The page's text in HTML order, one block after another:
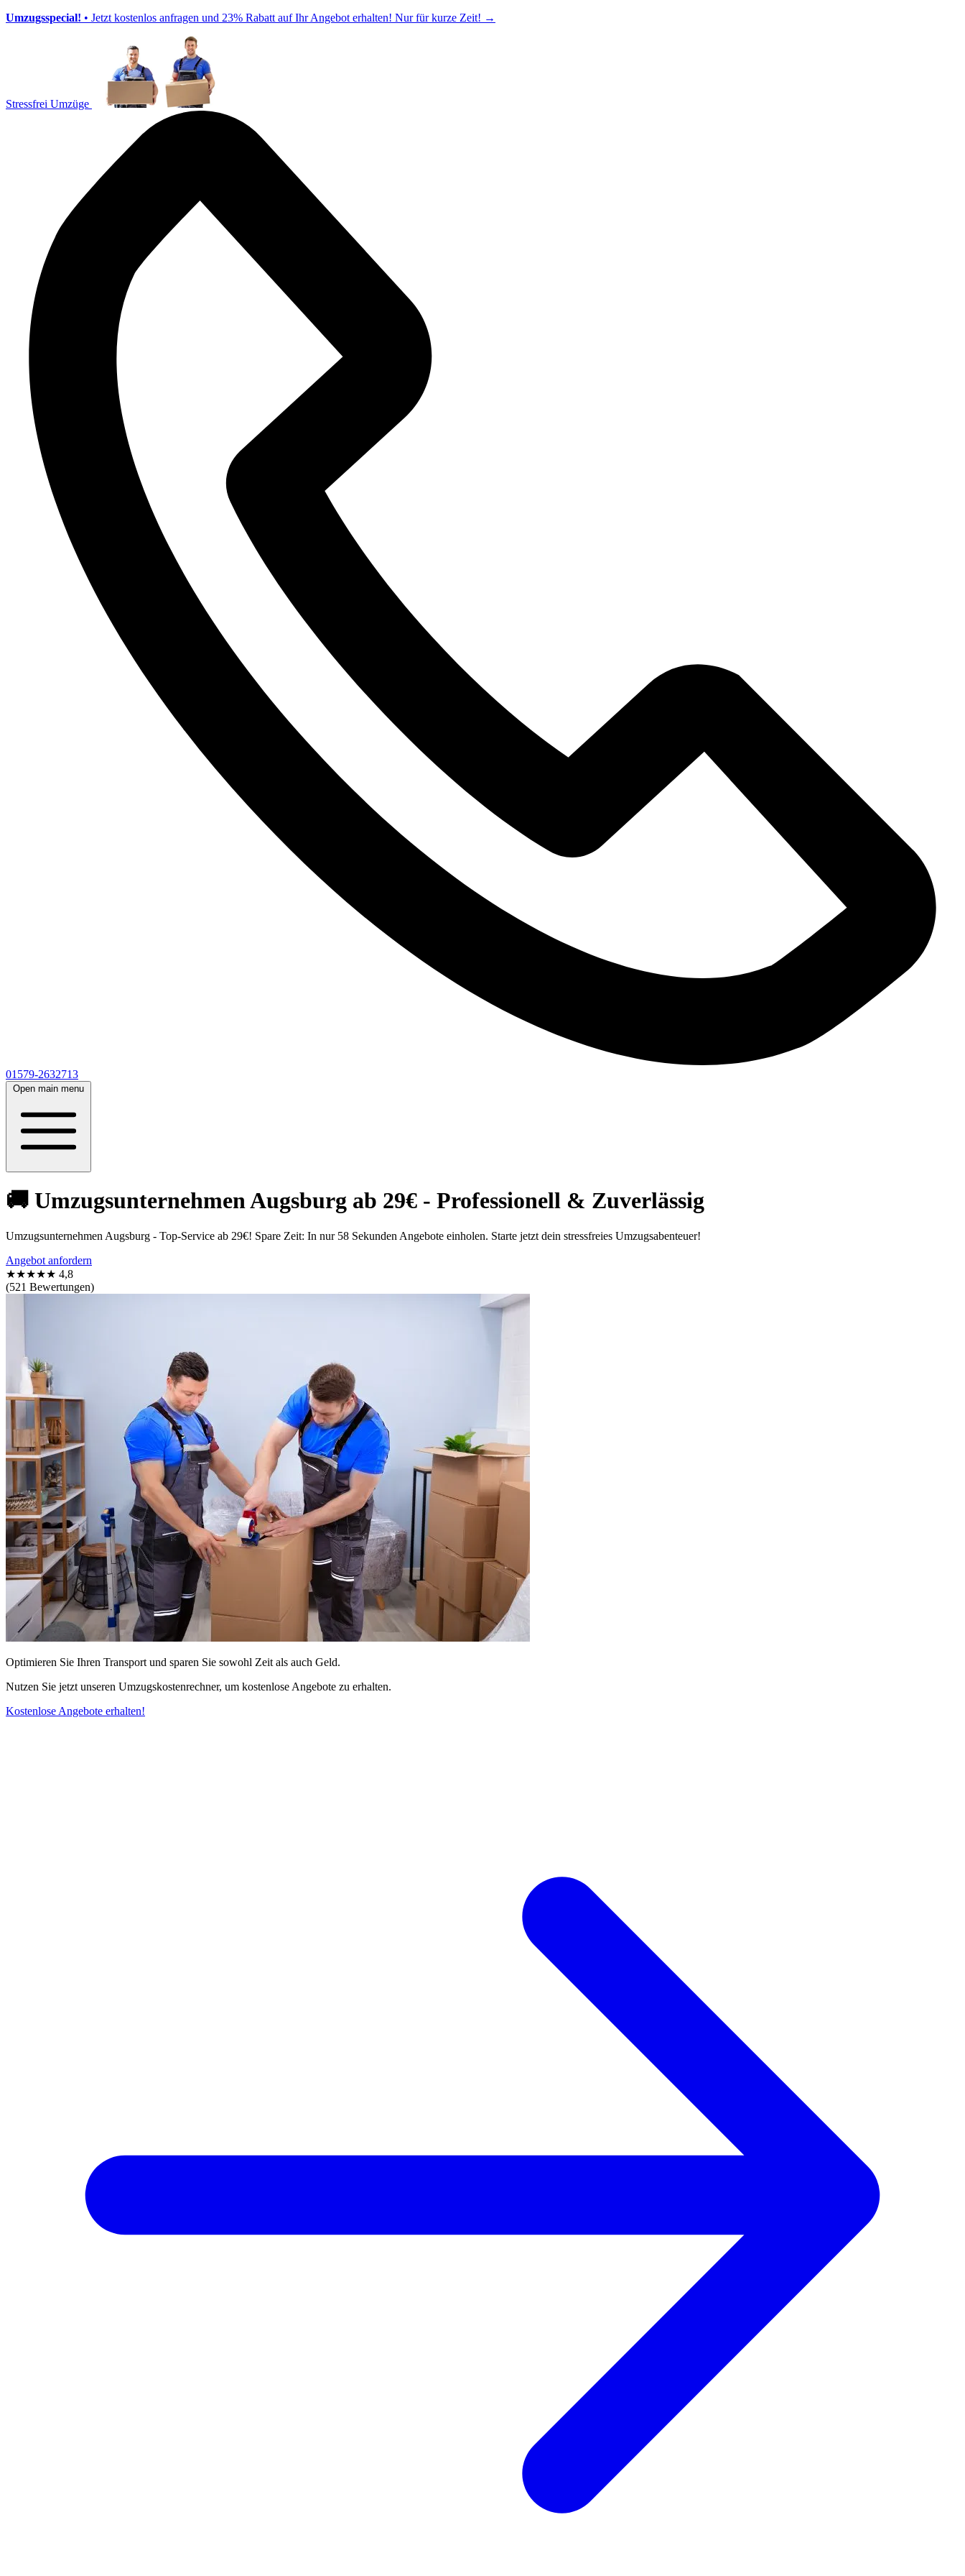
Umzugsspecial! • Jetzt kostenlos anfragen und 23% Rabatt auf Ihr Angebot erhalten! Nur für kurze Zeit! →
Stressfrei Umzüge
01579-2632713
Open main menu
🚚 Umzugsunternehmen Augsburg ab 29€ - Professionell & Zuverlässig
Umzugsunternehmen Augsburg - Top-Service ab 29€! Spare Zeit: In nur 58 Sekunden Angebote einholen. Starte jetzt dein stressfreies Umzugsabenteuer!
Angebot anfordern
★★★★★ 4,8
(521 Bewertungen)
Optimieren Sie Ihren Transport und sparen Sie sowohl Zeit als auch Geld.
Nutzen Sie jetzt unseren Umzugskostenrechner, um kostenlose Angebote zu erhalten.
Kostenlose Angebote erhalten!